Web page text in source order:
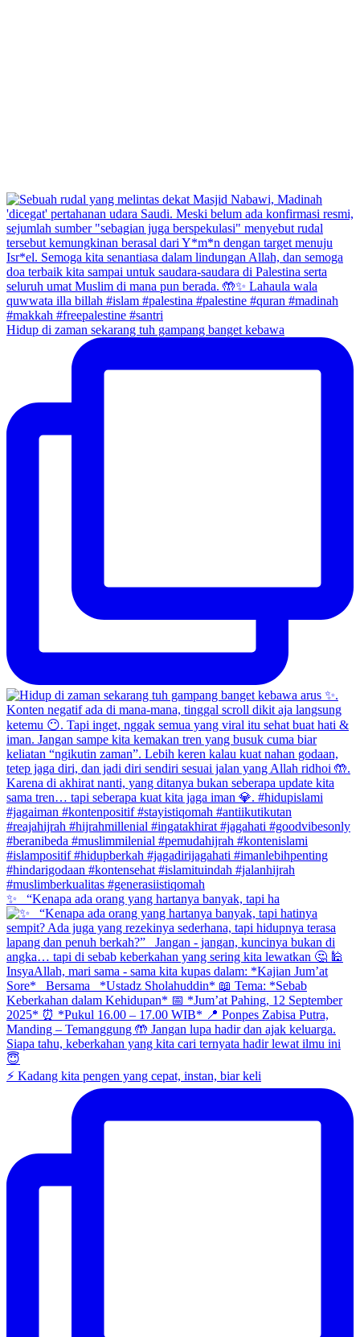
Hidup di zaman sekarang tuh gampang banget kebawa
✨ _“Kenapa ada orang yang hartanya banyak, tapi ha
⚡ Kadang kita pengen yang cepat, instan, biar keli